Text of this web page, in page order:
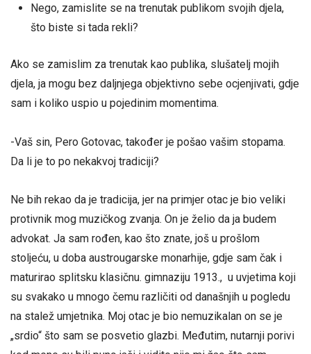
Nego, zamislite se na trenutak publikom svojih djela,
što biste si tada rekli?
Ako se zamislim za trenutak kao publika, slušatelj mojih
djela, ja mogu bez daljnjega objektivno sebe ocjenjivati, gdje
sam i koliko uspio u pojedinim momentima.
-Vaš sin, Pero Gotovac, također je pošao vašim stopama.
Da li je to po nekakvoj tradiciji?
Ne bih rekao da je tradicija, jer na primjer otac je bio veliki
protivnik mog muzičkog zvanja. On je želio da ja budem
advokat. Ja sam rođen, kao što znate, još u prošlom
stoljeću, u doba austrougarske monarhije, gdje sam čak i
maturirao splitsku klasičnu. gimnaziju 1913., u uvjetima koji
su svakako u mnogo čemu različiti od današnjih u pogledu
na stalež umjetnika. Moj otac je bio nemuzikalan on se je
„srdio“ što sam se posvetio glazbi. Međutim, nutarnji porivi